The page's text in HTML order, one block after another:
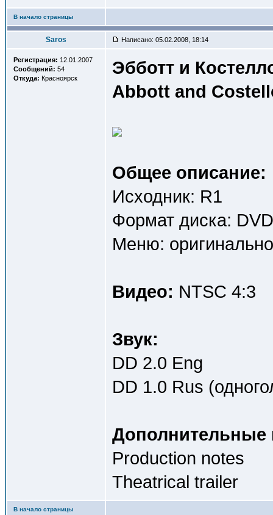
В начало страницы
Saros Написано: 05.02.2008, 18:14
Регистрация: 12.01.2007
Сообщений: 54
Откуда: Красноярск
Эбботт и
Abbott and
Общее описание:
Исходник: R1
Формат диска:
Меню:
Видео: NTSC 4:3
Звук:
DD 2.0 Eng
DD 1.0 Rus
Дополнительные
Production notes
Theatrical trailer
В начало страницы